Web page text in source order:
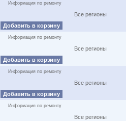
Информация по ремонту
Добавить в корзину
Все регионы
Информация по ремонту
Добавить в корзину
Все регионы
Информация по ремонту
Добавить в корзину
Все регионы
Информация по ремонту
Все регионы